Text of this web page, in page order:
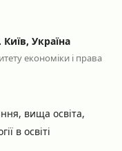
Україна
економіки і права
вища освіта,
в освіті